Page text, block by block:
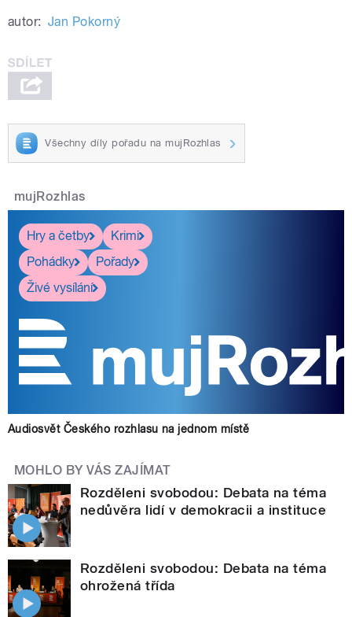
autor: Jan Pokorný
Všechny díly pořadu na mujRozhlas
mujRozhlas
Hry a četby
Krimi
Pohádky
Pořady
Živé vysílání
Audiosvět Českého rozhlasu na jednom místě
MOHLO BY VÁS ZAJÍMAT
Rozděleni svobodou: Debata na téma
nedůvěra lidí v demokracii a instituce
Rozděleni svobodou: Debata na téma
ohrožená třída